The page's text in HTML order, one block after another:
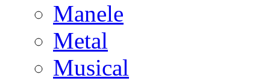
Manele
Metal
Musical